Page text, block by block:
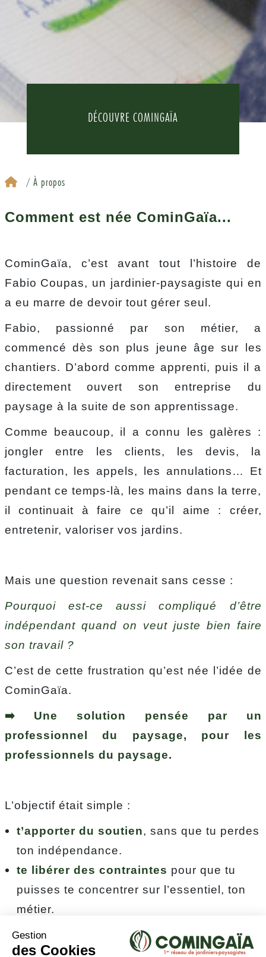
DÉCOUVRE COMINGAÏA
À propos
Comment est née CominGaïa...
CominGaïa, c’est avant tout l’histoire de
Fabio Coupas, un jardinier-paysagiste qui en
a eu marre de devoir tout gérer seul.
Fabio, passionné par son métier, a
commencé dès son plus jeune âge sur les
chantiers. D’abord comme apprenti, puis il a
directement ouvert son entreprise du
paysage à la suite de son apprentissage.
Comme beaucoup, il a connu les galères :
jongler entre les clients, les devis, la
facturation, les appels, les annulations… Et
pendant ce temps-là, les mains dans la terre,
il continuait à faire ce qu’il aime : créer,
entretenir, valoriser vos jardins.
Mais une question revenait sans cesse :
Pourquoi est-ce aussi compliqué d’être
indépendant quand on veut juste bien faire
son travail ?
C’est de cette frustration qu’est née l’idée de
CominGaïa.
➡️ Une solution pensée par un
professionnel du paysage, pour les
professionnels du paysage.
L’objectif était simple :
t’apporter du soutien, sans que tu perdes
ton indépendance.
te libérer des contraintes pour que tu
puisses te concentrer sur l’essentiel, ton
métier.
te rendre visible
, pour que tes
compétences soient reconnues.